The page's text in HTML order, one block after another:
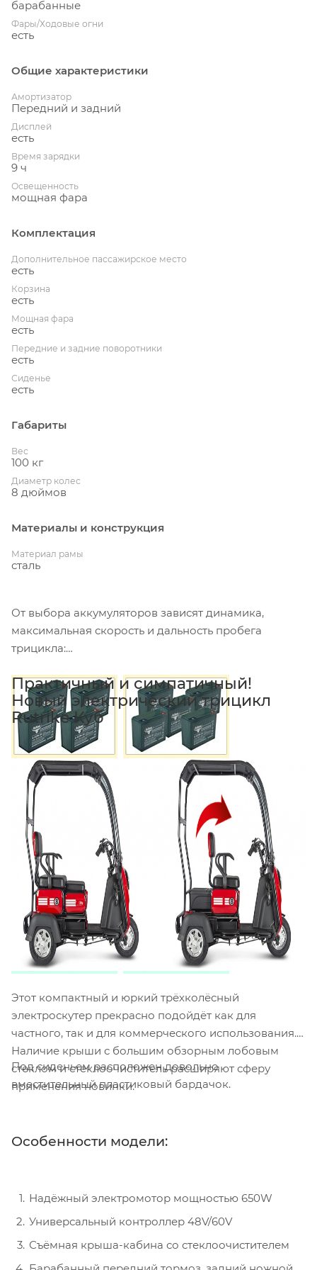
барабанные
Фары/Ходовые огни
есть
Общие характеристики
Амортизатор
Передний и задний
Дисплей
есть
Время зарядки
9 ч
Освещенность
мощная фара
Комплектация
Дополнительное пассажирское место
есть
Корзина
есть
Мощная фара
есть
Передние и задние поворотники
есть
Сиденье
есть
Габариты
Вес
100 кг
Диаметр колес
8 дюймов
Материалы и конструкция
Материал рамы
сталь
От выбора аккумуляторов зависят динамика,
максимальная скорость и дальность пробега
трицикла:
Практичный и симпатичный!
Новый электрический трицикл
Rutrike Куб
Этот компактный и юркий трёхколёсный
электроскутер прекрасно подойдёт как для
частного, так и для коммерческого использования.
Наличие крыши с большим обзорным лобовым
стеклом и стеклоочиститель расширяют сферу
применения новинки.
Под сиденьем расположен довольно
вместительный пластиковый бардачок.
Особенности модели:
Надёжный электромотор мощностью 650W
Универсальный контроллер 48V/60V
Съёмная крыша-кабина со стеклоочистителем